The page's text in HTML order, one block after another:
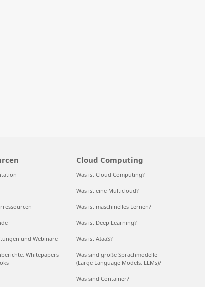
und Webinare
Whitepapers
Cloud Computing
Was ist Cloud Computing?
Was ist eine Multicloud?
Was ist maschinelles Lernen?
Was ist Deep Learning?
Was ist AIaaS?
Was sind große Sprachmodelle
(Large Language Models, LLMs)?
Was sind Container?